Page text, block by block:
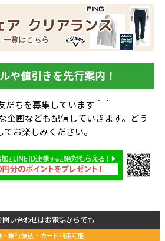
や値引きを先行案内！
だちを募集しています＾＾
企画なども配信していきます。どう
お楽しみください。
問い合わせはお電話からでも
銀行振込・カード利用可能